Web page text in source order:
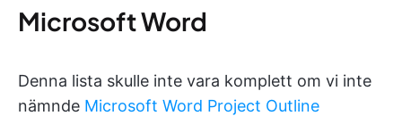
Microsoft Word
Denna lista skulle inte vara komplett om vi inte
nämnde Microsoft Word Project Outline